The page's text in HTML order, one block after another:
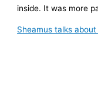
inside. It was more
Sheamus talks